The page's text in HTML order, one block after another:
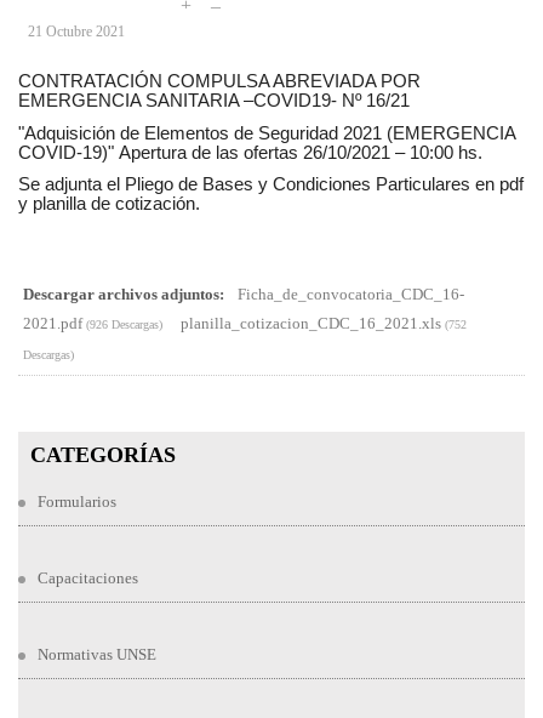
21 Octubre 2021
CONTRATACIÓN COMPULSA ABREVIADA POR
EMERGENCIA SANITARIA –COVID19- Nº 16/21
"Adquisición de Elementos de Seguridad 2021 (EMERGENCIA
COVID-19)" Apertura de las ofertas 26/10/2021 – 10:00 hs.
Se adjunta el Pliego de Bases y Condiciones Particulares en pdf
y planilla de cotización.
Descargar archivos adjuntos:
Ficha_de_convocatoria_CDC_16-
2021.pdf (926 Descargas) planilla_cotizacion_CDC_16_2021.xls (752
Descargas)
CATEGORÍAS
Formularios
Capacitaciones
Normativas UNSE